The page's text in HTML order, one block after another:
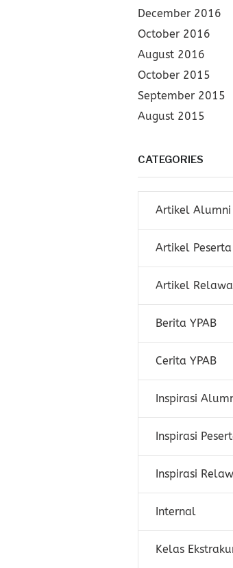
December 2016
October 2016
August 2016
October 2015
September 2015
August 2015
CATEGORIES
Artikel Alumni
Artikel
Artikel
Berita YPAB
Cerita YPAB
Inspirasi
Inspirasi
Inspirasi
Internal
Kelas